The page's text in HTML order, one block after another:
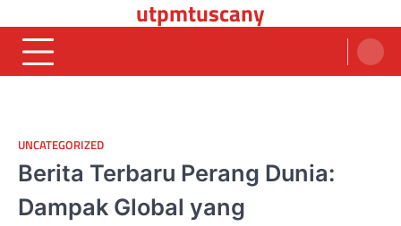
to
content
utpmtuscany
UNCATEGORIZED
Berita Terbaru Perang Dunia:
Dampak Global yang